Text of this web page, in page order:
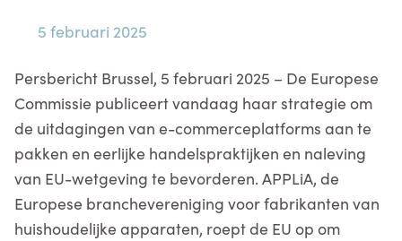
5 februari 2025
Persbericht Brussel, 5 februari 2025 – De Europese
Commissie publiceert vandaag haar strategie om
de uitdagingen van e-commerceplatforms aan te
pakken en eerlijke handelspraktijken en naleving
van EU-wetgeving te bevorderen. APPLiA, de
Europese branchevereniging voor fabrikanten van
huishoudelijke apparaten, roept de EU op om